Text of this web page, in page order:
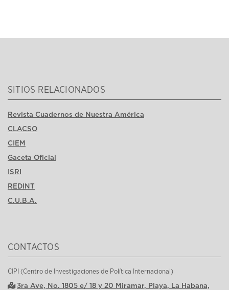
SITIOS RELACIONADOS
Revista Cuadernos de Nuestra América
CLACSO
CIEM
Gaceta Oficial
ISRI
REDINT
C.U.B.A.
CONTACTOS
CIPI (Centro de Investigaciones de Política Internacional)
3ra Ave, No. 1805 e/ 18 y 20 Miramar, Playa, La Habana,